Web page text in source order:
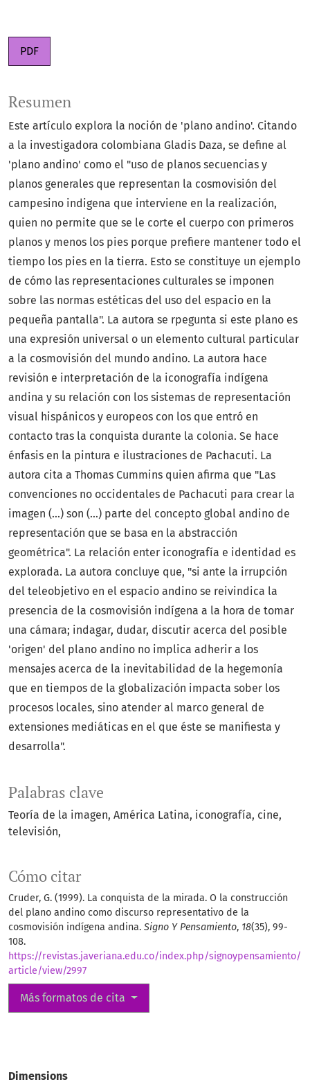
PDF
Palabras clave
Teoría de la imagen América Latina iconografía cine
televisión
Cómo citar
Cruder, G. (1999). La conquista de la mirada. O la construcción
del plano andino como discurso representativo de la
cosmovisión indígena andina. Signo Y Pensamiento, 18(35), 99-
108.
https://revistas.javeriana.edu.co/index.php/signoypensamiento/
article/view/2997
Más formatos de cita
Dimensions
Resumen
Este artículo explora la noción de 'plano andino'. Citando
a la investigadora colombiana Gladis Daza, se define al
'plano andino' como el "uso de planos secuencias y
planos generales que representan la cosmovisión del
campesino indigena que interviene en la realización,
quien no permite que se le corte el cuerpo con primeros
planos y menos los pies porque prefiere mantener todo el
tiempo los pies en la tierra. Esto se constituye un ejemplo
de cómo las representaciones culturales se imponen
sobre las normas estéticas del uso del espacio en la
pequeña pantalla". La autora se rpegunta si este plano es
una expresión universal o un elemento cultural particular
a la cosmovisión del mundo andino. La autora hace
revisión e interpretación de la iconografía indígena
andina y su relación con los sistemas de representación
visual hispánicos y europeos con los que entró en
contacto tras la conquista durante la colonia. Se hace
énfasis en la pintura e ilustraciones de Pachacuti. La
autora cita a Thomas Cummins quien afirma que "Las
convenciones no occidentales de Pachacuti para crear la
imagen (...) son (...) parte del concepto global andino de
representación que se basa en la abstracción
geométrica". La relación enter iconografía e identidad es
explorada. La autora concluye que, "si ante la irrupción
del teleobjetivo en el espacio andino se reivindica la
presencia de la cosmovisión indígena a la hora de tomar
una cámara; indagar, dudar, discutir acerca del posible
'origen' del plano andino no implica adherir a los
mensajes acerca de la inevitabilidad de la hegemonía
que en tiempos de la globalización impacta sober los
procesos locales, sino atender al marco general de
extensiones mediáticas en el que éste se manifiesta y
desarrolla".